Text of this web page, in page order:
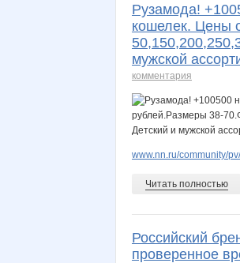
Рузамода!
кошелек. Цены
мужской
комментария
www.nn.ru/community/
Читать полностью
Российский
проверенное